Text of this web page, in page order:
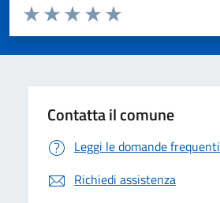
Domanda
Valuta da 1 a 5 stelle la pagina
Valuta 5 stelle su 5
Valuta 4 stelle su 5
Valuta 3 stelle su 5
Valuta 2 stelle su 5
Valuta 1 stelle su 5
Contatta il comune
Leggi le domande frequenti
Richiedi assistenza